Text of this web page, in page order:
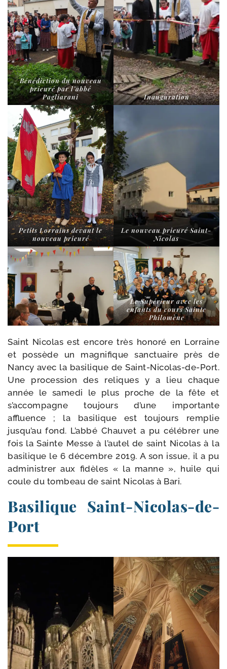
Bénédiction du nou­veau
prieu­ré par l’ab­bé
Pagliarani
Inauguration
Petits Lorrains devant le
nou­veau prieuré
Le nou­veau prieu­ré Saint-
Nicolas
Le Supérieur avec les
enfants du cours Sainte
Philomène
Saint Nicolas est encore très hono­ré en Lorraine
et pos­sède un magni­fique sanc­tuaire près de
Nancy avec la basi­lique de Saint-​Nicolas-​de-​Port.
Une pro­ces­sion des reliques y a lieu chaque
année le same­di le plus proche de la fête et
s’accompagne tou­jours d’une impor­tante
affluence ; la basi­lique est tou­jours rem­plie
jusqu’au fond. L’abbé Chauvet a pu célé­brer une
fois la Sainte Messe à l’autel de saint Nicolas à la
basi­lique le 6 décembre 2019. A son issue, il a pu
admi­nis­trer aux fidèles « la manne », huile qui
coule du tom­beau de saint Nicolas à Bari.
Basilique Saint-​Nicolas-​de-​
Port